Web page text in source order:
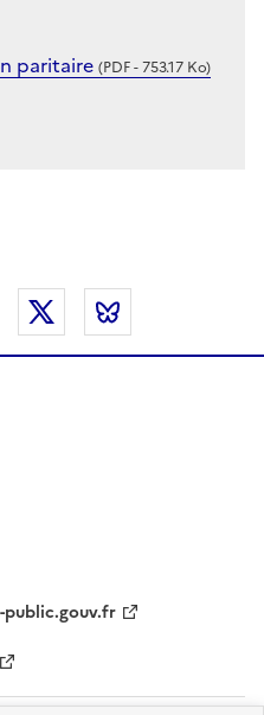
paritaire (PDF - 753.17 Ko)
FacebookTwitter
public.gouv.fr